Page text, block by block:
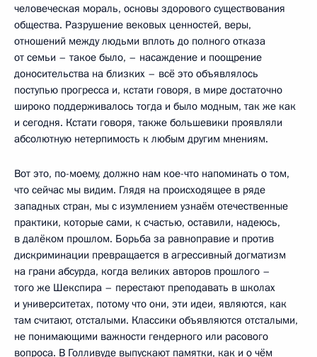
человеческая мораль, основы здорового существования
общества. Разрушение вековых ценностей, веры,
отношений между людьми вплоть до полного отказа
от семьи – такое было, – насаждение и поощрение
доносительства на близких – всё это объявлялось
поступью прогресса и, кстати говоря, в мире достаточно
широко поддерживалось тогда и было модным, так же как
и сегодня. Кстати говоря, также большевики проявляли
абсолютную нетерпимость к любым другим мнениям.
Вот это, по-моему, должно нам кое-что напоминать о том,
что сейчас мы видим. Глядя на происходящее в ряде
западных стран, мы с изумлением узнаём отечественные
практики, которые сами, к счастью, оставили, надеюсь,
в далёком прошлом. Борьба за равноправие и против
дискриминации превращается в агрессивный догматизм
на грани абсурда, когда великих авторов прошлого –
того же Шекспира – перестают преподавать в школах
и университетах, потому что они, эти идеи, являются, как
там считают, отсталыми. Классики объявляются отсталыми,
не понимающими важности гендерного или расового
вопроса. В Голливуде выпускают памятки, как и о чём